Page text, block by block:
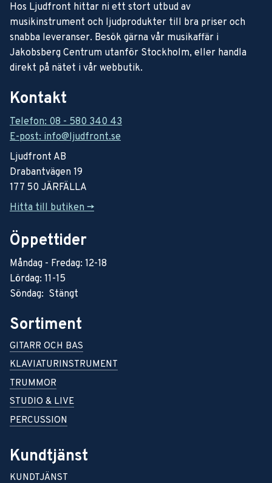
Hos Ljudfront hittar ni ett stort utbud av
musikinstrument och ljudprodukter till bra priser och
snabba leveranser. Besök gärna vår musikaffär i
Jakobsberg Centrum utanför Stockholm, eller handla
direkt på nätet i vår webbutik.
Kontakt
Telefon: 08 - 580 340 43
E-post: info@ljudfront.se
Ljudfront AB
Drabantvägen 19
177 50 JÄRFÄLLA
Hitta till butiken ->
Öppettider
Måndag - Fredag: 12-18
Lördag: 11-15
Söndag: Stängt
Sortiment
GITARR OCH BAS
KLAVIATURINSTRUMENT
TRUMMOR
STUDIO & LIVE
PERCUSSION
Kundtjänst
KUNDTJÄNST